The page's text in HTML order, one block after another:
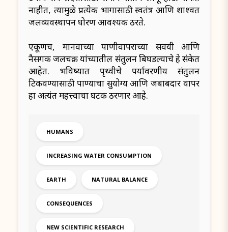
नाहीत, त्यामुळे प्रत्येक भागासाठी स्वतंत्र आणि शाश्वत
जलव्यवस्थापन धोरण आवश्यक ठरते.
एकूणच, मानवाच्या पाणीवापराच्या सवयी आणि
नैसर्गिक जलचक्र यांच्यातील संतुलन बिघडल्याचे हे संकेत
आहेत. भविष्यात पृथ्वीचे पर्यावरणीय संतुलन
टिकवण्यासाठी पाण्याचा सुयोग्य आणि जबाबदार वापर
हा अत्यंत महत्त्वाचा घटक ठरणार आहे.
HUMANS
INCREASING WATER CONSUMPTION
EARTH NATURAL BALANCE
CONSEQUENCES
NEW SCIENTIFIC RESEARCH